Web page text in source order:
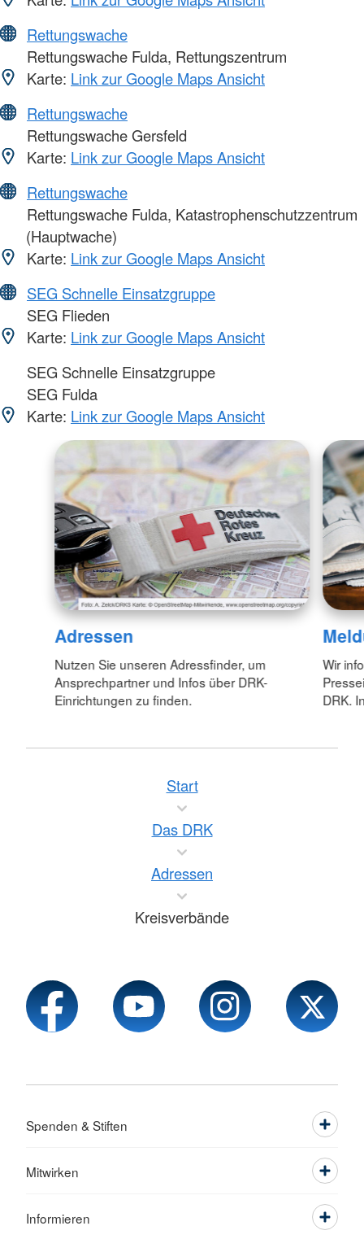
Rettungswache
Rettungswache Fulda, Rettungszentrum
Karte: Link zur Google Maps Ansicht
Rettungswache
Rettungswache Gersfeld
Karte: Link zur Google Maps Ansicht
Rettungswache
Rettungswache Fulda, Katastrophenschutzzentrum
(Hauptwache)
Karte: Link zur Google Maps Ansicht
SEG Schnelle Einsatzgruppe
SEG Flieden
Karte: Link zur Google Maps Ansicht
SEG Schnelle Einsatzgruppe
SEG Fulda
Karte: Link zur Google Maps Ansicht
Adressen
Nutzen Sie unseren Adressfinder, um
Ansprechpartner und Infos über DRK-
Einrichtungen zu finden.
Wir
DRK.
Start
Das DRK
Adressen
Kreisverbände
Spenden & Stiften
Mitwirken
Informieren